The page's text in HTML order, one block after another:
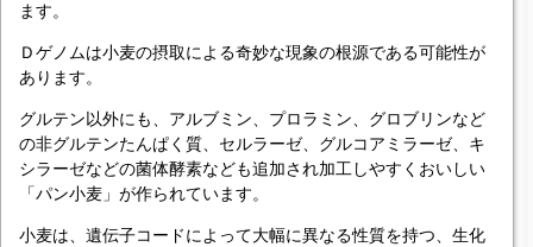
ます。
Ｄゲノムは小麦の摂取による奇妙な現象の根源である可能性が
あります。
グルテン以外にも、アルブミン、プロラミン、グロブリンなど
の非グルテンたんぱく質、セルラーゼ、グルコアミラーゼ、キ
シラーゼなどの菌体酵素なども追加され加工しやすくおいしい
「パン小麦」が作られています。
小麦は、遺伝子コードによって大幅に異なる性質を持つ、生化